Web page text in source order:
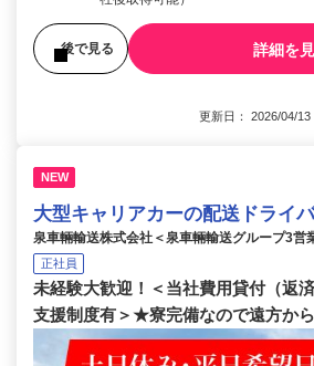
後で見る 詳細を
更新日： 2026/04/
NEW
大型キャリアカーの配送ドライ
泉車輛輸送株式会社＜泉車輛輸送グループ3営
正社員
未経験大歓迎！＜当社費用貸付（返
支援制度有＞★寮完備なので遠方か